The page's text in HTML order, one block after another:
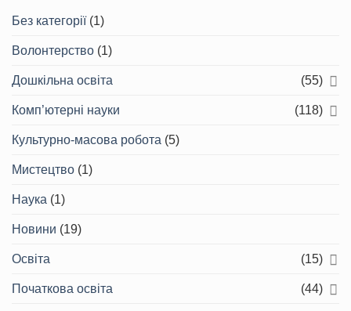
Без категорії(1)
Волонтерство (1)
Дошкільна освіта (55)
Комп’ютерні науки (118)
Культурно-масова робота (5)
Мистецтво (1)
Наука (1)
Новини (19)
Освіта (15)
Початкова освіта (44)